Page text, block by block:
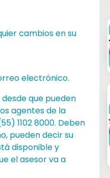
cambios en su
electrónico.
que pueden
agentes de la
1102 8000. Deben
pueden decir su
disponible y
el asesor va a